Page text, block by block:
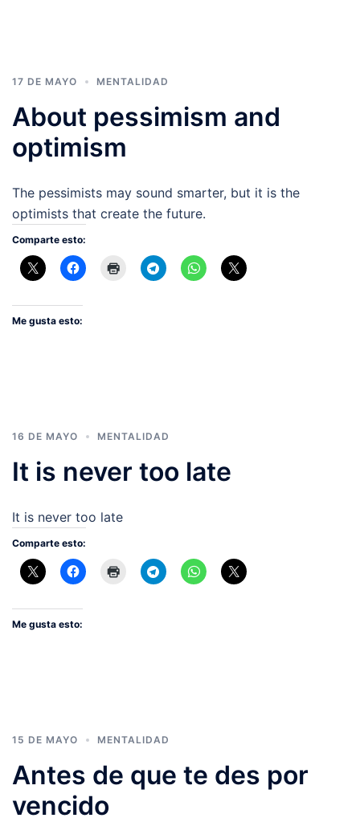
17 DE MAYO MENTALIDAD
About pessimism and
optimism
The pessimists may sound smarter, but it is the
optimists that create the future.
Comparte esto:
Me gusta esto:
16 DE MAYO MENTALIDAD
It is never too late
It is never too late
Comparte esto:
Me gusta esto:
15 DE MAYO MENTALIDAD
Antes de que te des por
vencido